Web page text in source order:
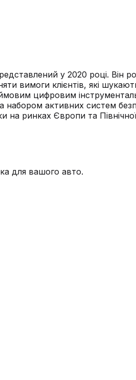
у 2020 році. Він
вимоги клієнтів, які
цифровим
активних систем
на ринках Європи та
для вашого авто.